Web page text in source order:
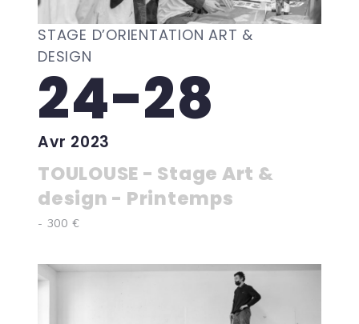
STAGE D’ORIENTATION ART &
DESIGN
24-28
Avr 2023
TOULOUSE - Stage Art &
design - Printemps
- 300 €